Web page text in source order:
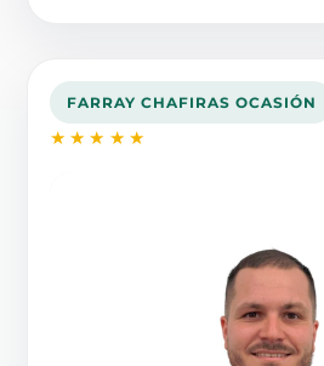
FARRAY CHAFIRAS OCASIÓN
★★★★★